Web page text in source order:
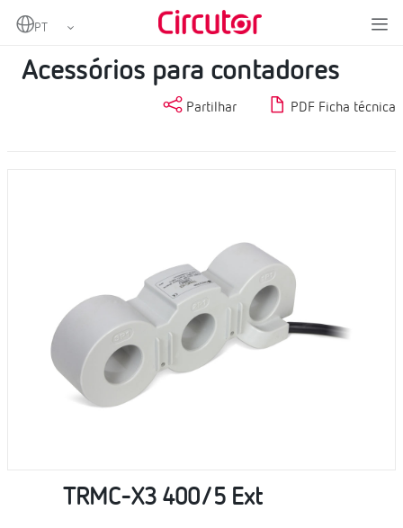
Home Medição Acessórios para contadores
Acessórios para contadores
Partilhar PDF Ficha técnica
TRMC-X3 400/5 Ext